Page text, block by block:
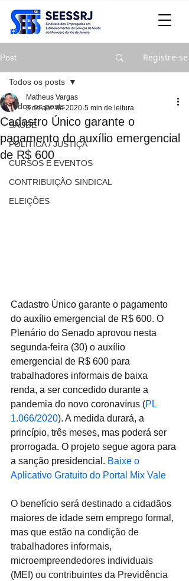
Post Registre-se
Todos os posts
SAÚDE
POLITICA / JUSTIÇA
CURSOS E EVENTOS
CONTRIBUIÇÃO SINDICAL
ELEIÇÕES
Todos os posts
Cadastro Único garante o
pagamento do auxílio emergencial
de R$ 600
Matheus Vargas
3 de abr. de 2020 5 min de leitura
Cadastro Único garante o pagamento
do auxílio emergencial de R$ 600. O
Plenário do Senado aprovou nesta
segunda-feira (30) o auxílio
emergencial de R$ 600 para
trabalhadores informais de baixa
renda, a ser concedido durante a
pandemia do novo coronavírus (PL
1.066/2020). A medida durará, a
princípio, três meses, mas poderá ser
prorrogada. O projeto segue agora para
a sanção presidencial. Baixe o
Aplicativo Gratuito do Portal Mix Vale
O benefício será destinado a cidadãos
maiores de idade sem emprego formal,
mas que estão na condição de
trabalhadores informais,
microempreendedores individuais
(MEI) ou contribuintes da Previdência